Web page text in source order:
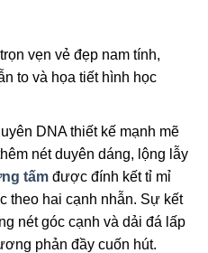
vẹn vẻ đẹp nam tính,
to và họa tiết hình học
DNA thiết kế mạnh mẽ
nét duyên dáng, lộng lẫy
tấm được đính kết tỉ mỉ
theo hai cạnh nhẫn. Sự kết
nét góc cạnh và dải đá lấp
phản đầy cuốn hút.